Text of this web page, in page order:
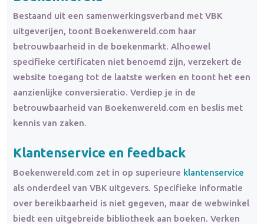
Bestaand uit een samenwerkingsverband met VBK
uitgeverijen, toont Boekenwereld.com haar
betrouwbaarheid in de boekenmarkt. Alhoewel
specifieke certificaten niet benoemd zijn, verzekert de
website toegang tot de laatste werken en toont het een
aanzienlijke conversieratio. Verdiep je in de
betrouwbaarheid van Boekenwereld.com en beslis met
kennis van zaken.
Klantenservice en feedback
Boekenwereld.com zet in op superieure klantenservice
als onderdeel van VBK uitgevers. Specifieke informatie
over bereikbaarheid is niet gegeven, maar de webwinkel
biedt een uitgebreide bibliotheek aan boeken. Verken